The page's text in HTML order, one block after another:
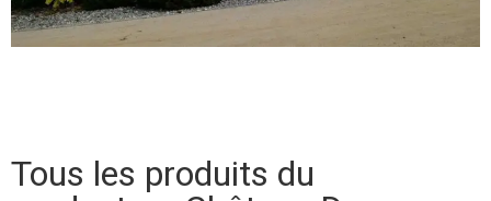
Tous les produits du